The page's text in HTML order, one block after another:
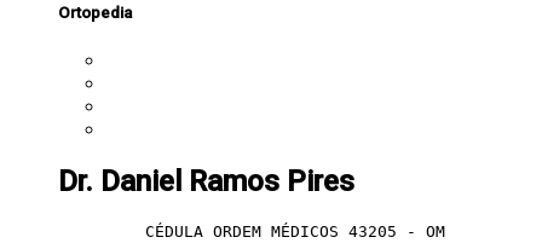
Ortopedia
Dr. Daniel Ramos Pires
CÉDULA ORDEM MÉDICOS 43205 - OM